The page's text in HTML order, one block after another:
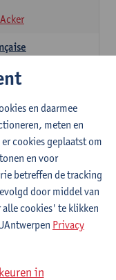
en daarmee
meten en
cookies geplaatst om
en voor
betreffen de tracking
door middel van
cookies' te klikken
Privacy
in